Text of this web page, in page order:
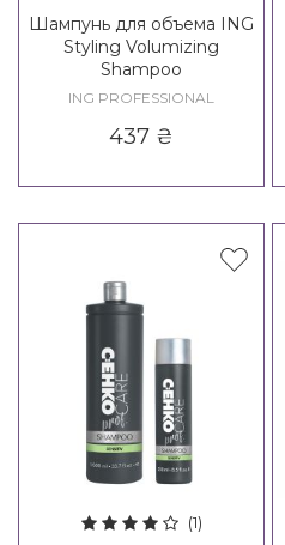
Шампунь для объема ING
Styling Volumizing
Shampoo
ING PROFESSIONAL
437 ₴
(1)